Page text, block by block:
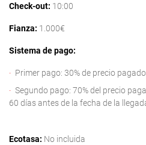
Check-out: 10:00
Fianza: 1.000€
Sistema de pago:
Primer pago: 30% de precio
Segundo pago: 70% del precio
60 días antes de la fecha de la
Ecotasa: No incluida